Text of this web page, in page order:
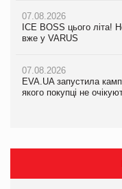
07.08.2026
ICE BOSS цього літа!
вже у VARUS
07.08.2026
EVA.UA запустила
якого покупці не
07.08.2026
ICE BOSS цього літа!
вже у VARUS
07.08.2026
EVA.UA запустила
якого покупці не
Продажі Hugo Boss